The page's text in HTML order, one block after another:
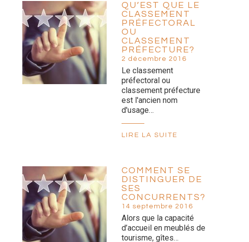
QU’EST QUE LE
CLASSEMENT
PRÉFECTORAL
OU
CLASSEMENT
PRÉFECTURE?
2 décembre 2016
Le classement
préfectoral ou
classement préfecture
est l'ancien nom
d'usage…
LIRE LA SUITE
COMMENT SE
DISTINGUER DE
SES
CONCURRENTS?
14 septembre 2016
Alors que la capacité
d’accueil en meublés de
tourisme, gîtes…